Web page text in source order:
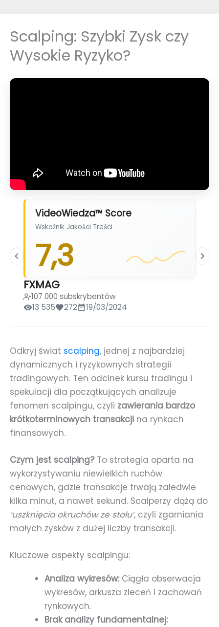
Scalping: Szybki Zysk czy
Wysokie Ryzyko?
VideoWiedza™ Score
Wskaźnik Jakości Treści
7,3
FXMAG
107 000 subskrybentów
13 535
272 19/03/2024
Odkryj świat scalping, jednej z najbardziej
dynamicznych i ryzykownych strategii
tradingowych. Ten odcinek kursu tradingu i
spekulacji dla początkujących analizuje
fenomen scalpingu, czyli zawierania bardzo
krótkoterminowych transakcji na rynkach
finansowych.
Czym jest scalping?To strategia oparta na
wykorzystywaniu niewielkich ruchów
cenowych, gdzie transakcje trwają zaledwie
kilka minut, a nawet sekund. Scalperzy dążą do
’uszknięcia okruchów ze stołu’, czyli zgarniania
małych zysków z dużej liczby transakcji.
Kluczowe aspekty scalpingu:
Analiza wykresów:Ciągła obserwacja
wykresów, arkusza zleceń i zachowań
rynkowych.
Brak analizy fundamentalnej: